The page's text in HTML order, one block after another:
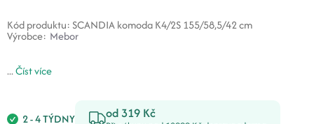
Kód produktu: SCANDIA komoda K4/2S 155/58,5/42 cm
Výrobce: Mebor
...Číst více
2 - 4 TÝDNY od 319 Kč